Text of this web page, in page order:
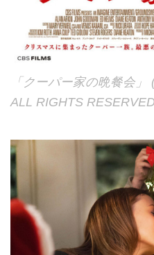
「クーパー家の晩餐会
ALL RIGHTS